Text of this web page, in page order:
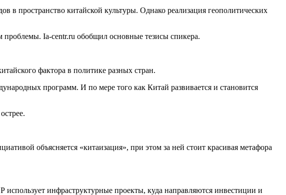
в пространство китайской культуры. Однако реализация геополитических
Ia-centr.ru обобщил основные тезисы спикера.
фактора в политике разных стран.
программ. И по мере того как Китай развивается и становится
объясняется «китаизация», при этом за ней стоит красивая метафора
инфраструктурные проекты, куда направляются инвестиции и